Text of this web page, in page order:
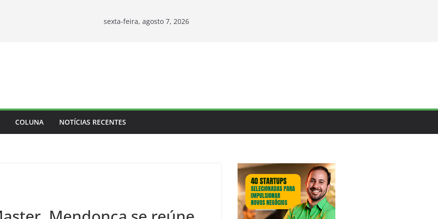
sexta-feira, agosto 7, 2026
COLUNA NOTÍCIAS RECENTES